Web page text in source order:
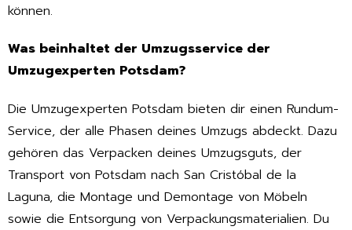
können.
Was beinhaltet der Umzugsservice der
Umzugexperten Potsdam?
Die Umzugexperten Potsdam bieten dir einen Rundum-
Service, der alle Phasen deines Umzugs abdeckt. Dazu
gehören das Verpacken deines Umzugsguts, der
Transport von Potsdam nach San Cristóbal de la
Laguna, die Montage und Demontage von Möbeln
sowie die Entsorgung von Verpackungsmaterialien. Du